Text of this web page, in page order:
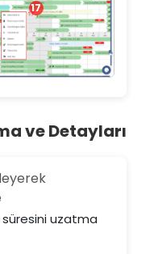
17
ve Detayları
uzatma